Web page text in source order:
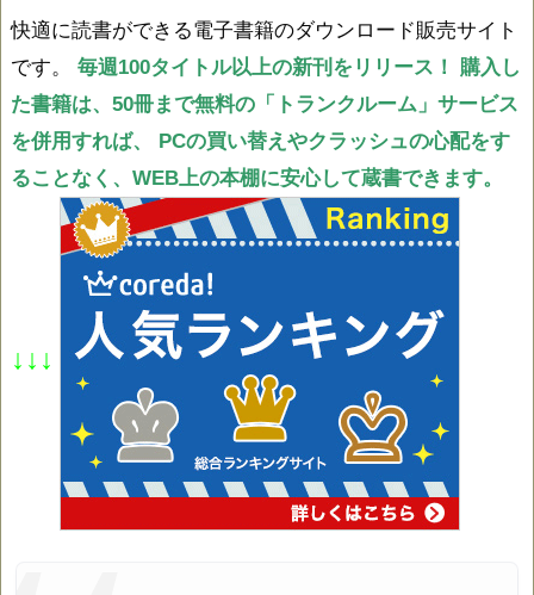
快適に読書ができる電子書籍のダウンロード販売サイト
です。 毎週100タイトル以上の新刊をリリース！
購入し
た書籍は、50冊まで無料の「トランクルーム」サービス
を併用すれば、
PCの買い替えやクラッシュの心配をす
ることなく、WEB上の本棚に安心して蔵書できます。
↓↓↓